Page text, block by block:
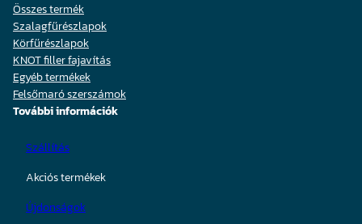
Összes termék
Szalagfűrészlapok
Körfűrészlapok
KNOT filler fajavítás
Egyéb termékek
Felsőmaró szerszámok
További információk
Szállítás
Akciós termékek
Újdonságok